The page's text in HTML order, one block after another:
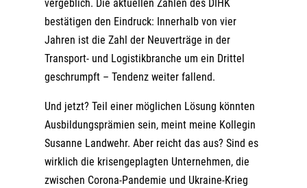
vergeblich. Die aktuellen Zahlen des DIHK
bestätigen den Eindruck: Innerhalb von vier
Jahren ist die Zahl der Neuverträge in der
Transport- und Logistikbranche um ein Drittel
geschrumpft – Tendenz weiter fallend.
Und jetzt? Teil einer möglichen Lösung könnten
Ausbildungsprämien sein, meint meine Kollegin
Susanne Landwehr. Aber reicht das aus? Sind es
wirklich die krisengeplagten Unternehmen, die
zwischen Corona-Pandemie und Ukraine-Krieg